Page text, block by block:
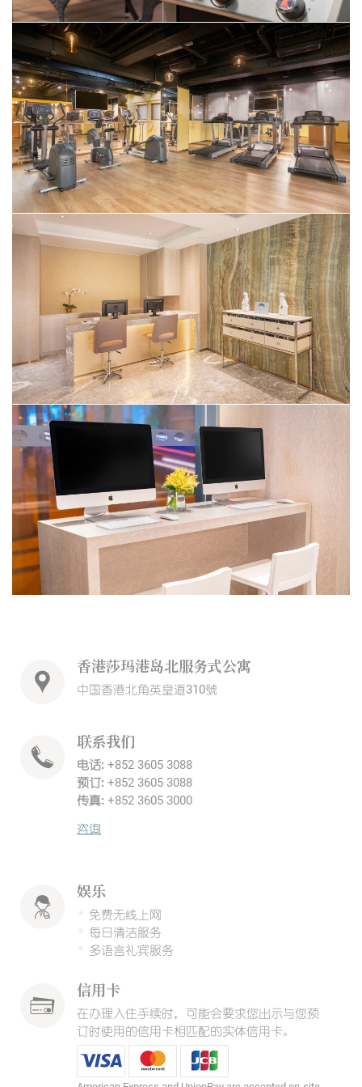
香港莎玛港岛北服务式公寓
中国香港北角英皇道310號
联系我们
电话: +852 3605 3088
预订: +852 3605 3088
传真: +852 3605 3000
咨询
娱乐
免费无线上网
每日清洁服务
多语言礼宾服务
信用卡
在办理入住手续时，可能会要求您出示与您预
订时使用的信用卡相匹配的实体信用卡。